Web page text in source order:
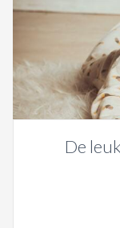
De